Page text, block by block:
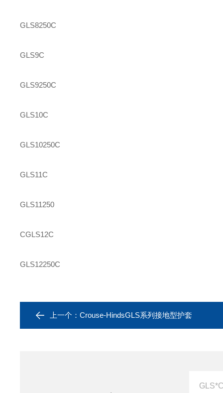
GLS8250C
GLS9C
GLS9250C
GLS10C
GLS10250C
GLS11C
GLS11250
CGLS12C
GLS12250C
上一个： Crouse-HindsGLS系列接地型护套